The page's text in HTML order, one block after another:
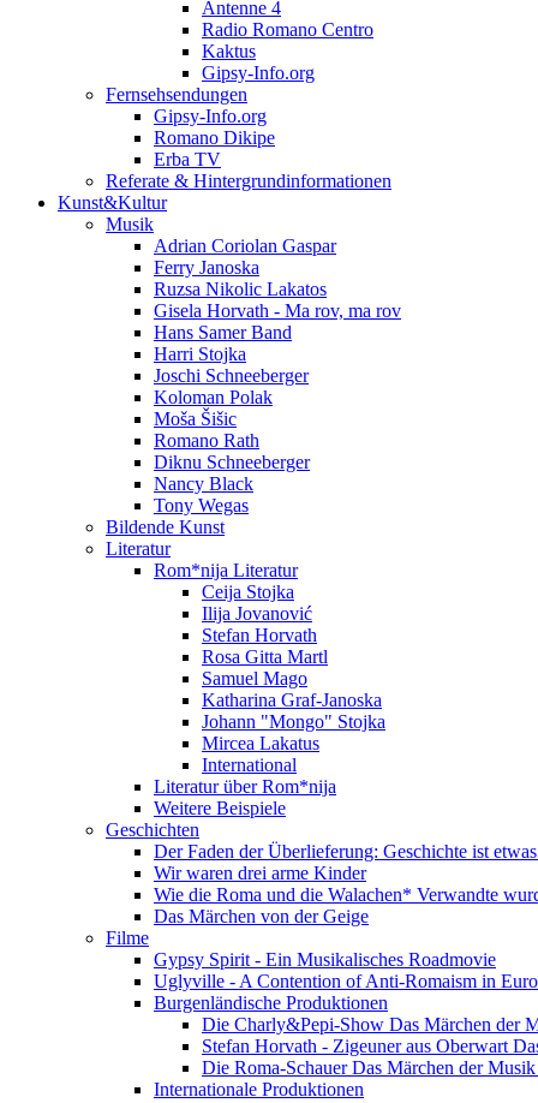
Antenne 4
Radio Romano Centro
Kaktus
Gipsy-Info.org
Fernsehsendungen
Gipsy-Info.org
Romano Dikipe
Erba TV
Referate & Hintergrundinformationen
Kunst&Kultur
Musik
Adrian Coriolan Gaspar
Ferry Janoska
Ruzsa Nikolic Lakatos
Gisela Horvath - Ma rov, ma rov
Hans Samer Band
Harri Stojka
Joschi Schneeberger
Koloman Polak
Moša Šišic
Romano Rath
Diknu Schneeberger
Nancy Black
Tony Wegas
Bildende Kunst
Literatur
Rom*nija Literatur
Ceija Stojka
Ilija Jovanović
Stefan Horvath
Rosa Gitta Martl
Samuel Mago
Katharina Graf-Janoska
Johann "Mongo" Stojka
Mircea Lakatus
International
Literatur über Rom*nija
Weitere Beispiele
Geschichten
Der Faden der Überlieferung: Geschichte ist
Wir waren drei arme Kinder
Wie die Roma und die Walachen* Verwandte
Das Märchen von der Geige
Filme
Gypsy Spirit - Ein Musikalisches Roadmovie
Uglyville - A Contention of Anti-Romaism in
Burgenländische Produktionen
Die Charly&Pepi-Show Das Märchen der
Stefan Horvath - Zigeuner aus Oberwart
Die Roma-Schauer Das Märchen der
Internationale Produktionen